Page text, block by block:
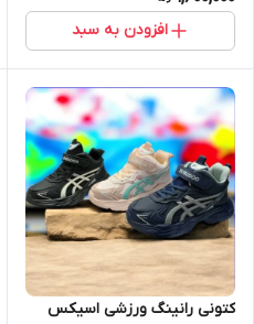
افزودن به سبد
کتونی رانینگ ورزشی اسیکس